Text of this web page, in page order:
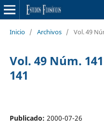
Inicio / Archivos / Vol. 49
Vol. 49 Núm.
141
Publicado: 2000-07-26